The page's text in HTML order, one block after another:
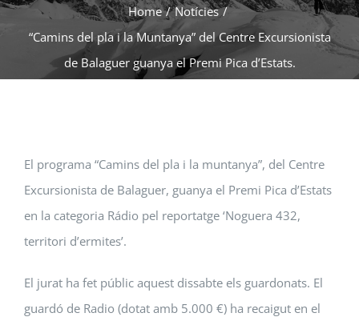
Home / Notícies /
“Camins del pla i la Muntanya” del Centre Excursionista
de Balaguer guanya el Premi Pica d’Estats.
El programa “Camins del pla i la muntanya”, del Centre
Excursionista de Balaguer, guanya el Premi Pica d’Estats
en la categoria Rádio pel reportatge ‘Noguera 432,
territori d’ermites’.
El jurat ha fet públic aquest dissabte els guardonats. El
guardó de Radio (dotat amb 5.000 €) ha recaigut en el